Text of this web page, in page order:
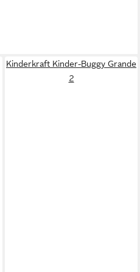
Kinderkraft Kinder-Buggy Grande
2